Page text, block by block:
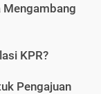
Mengambang
KPR?
Pengajuan